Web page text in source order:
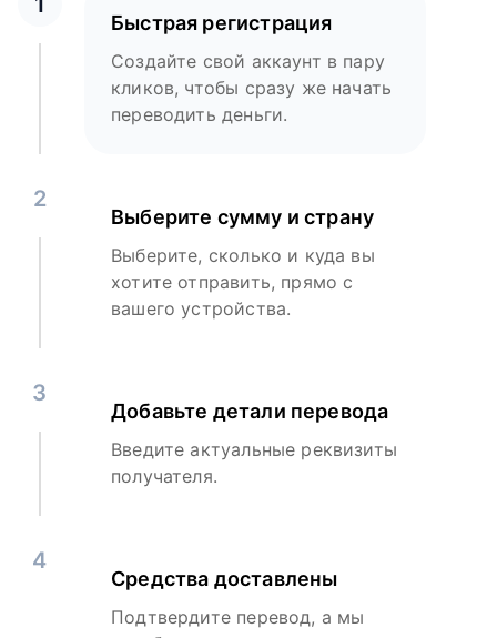
Быстрая регистрация
Создайте свой аккаунт в пару
кликов, чтобы сразу же начать
переводить деньги.
2
Выберите сумму и страну
Выберите, сколько и куда вы
хотите отправить, прямо с
вашего устройства.
3
Добавьте детали перевода
Введите актуальные реквизиты
получателя.
4
Средства доставлены
Подтвердите перевод, а мы